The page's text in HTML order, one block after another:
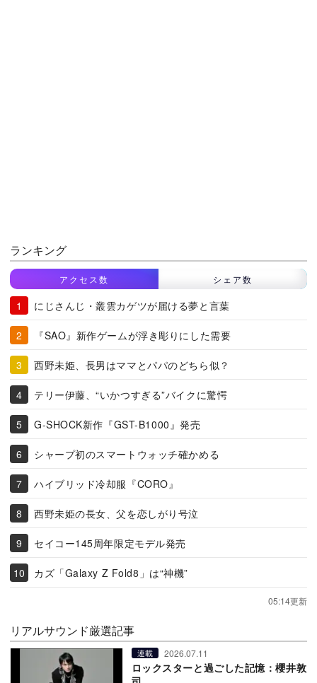
ランキング
アクセス数 シェア数
にじさんじ・叢雲カゲツが届ける夢と言葉
『SAO』新作ゲームが浮き彫りにした需要
西野未姫、長男はママとパパのどちら似？
テリー伊藤、“いかつすぎる”バイクに驚愕
G-SHOCK新作『GST-B1000』発売
シャープ初のスマートウォッチ確かめる
ハイブリッド冷却服『CORO』
西野未姫の長女、父を恋しがり号泣
セイコー145周年限定モデル発売
カズ「Galaxy Z Fold8」は“神機”
05:14更新
リアルサウンド厳選記事
連載 2026.07.11
ロックスターと過ごした記憶：櫻井敦